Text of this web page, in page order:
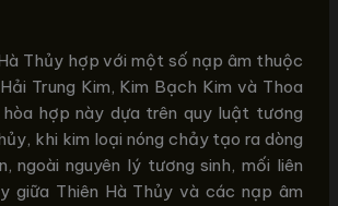
Thủy hợp với một số nạp âm thuộc
Trung Kim, Kim Bạch Kim và Thoa
hòa hợp này dựa trên quy luật tương
khi kim loại nóng chảy tạo ra dòng
ngoài nguyên lý tương sinh, mối liên
giữa Thiên Hà Thủy và các nạp âm